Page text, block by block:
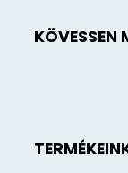
KÖVESSEN